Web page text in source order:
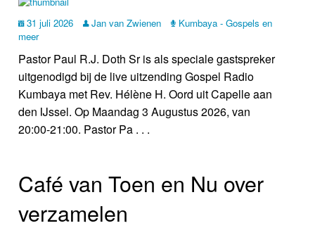
31 juli 2026 Jan van Zwienen
Kumbaya - Gospels en
meer
Pastor Paul R.J. Doth Sr is als speciale gastspreker
uitgenodigd bij de live uitzending Gospel Radio
Kumbaya met Rev. Hélène H. Oord uit Capelle aan
den IJssel. Op Maandag 3 Augustus 2026, van
20:00-21:00. Pastor Pa . . .
Café van Toen en Nu over
verzamelen